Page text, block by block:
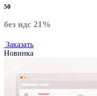
50
без ндс 21%
Заказать
Новинка